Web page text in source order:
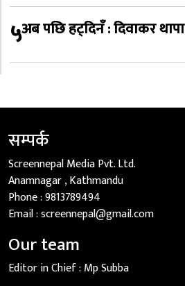
५अब पछि हट्दिनँ : दिवाकर थापा
सम्पर्क
Screennepal Media Pvt. Ltd.
Anamnagar , Kathmandu
Phone :9813789494
Email :screennepal@gmail.com
Our team
Editor in Chief : Mp Subba